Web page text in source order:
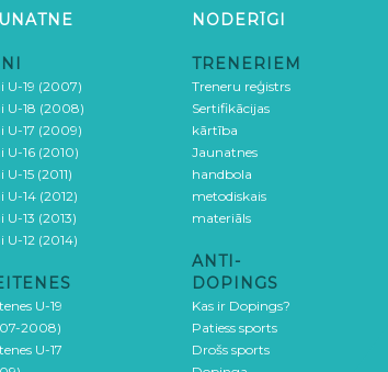
U-19 (2007)
U-18 (2008)
U-17 (2009)
U-16 (2010)
U-15 (2011)
U-14 (2012)
U-13 (2013)
U-12 (2014)
U-19
2008)
U-17
NODERĪGI
TRENERIEM
Treneru reģistrs
Sertifikācijas
kārtība
Jaunatnes
handbola
metodiskais
materiāls
ANTI-
DOPINGS
Kas ir Dopings?
Patiess sports
Drošs sports